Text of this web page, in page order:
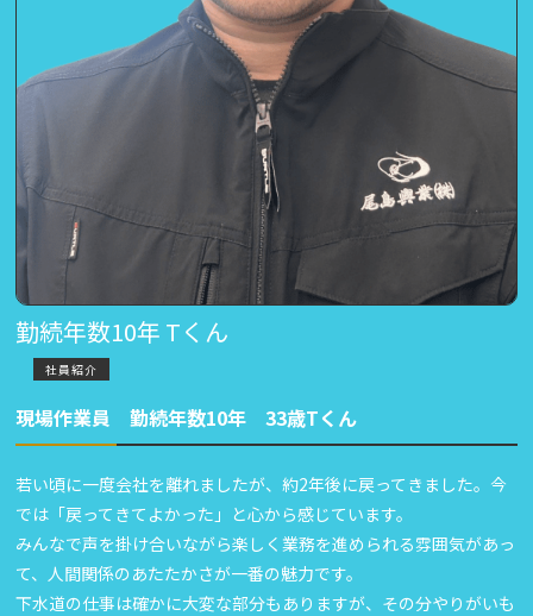
勤続年数10年 Tくん
社員紹介
現場作業員 勤続年数10年 33歳Tくん
若い頃に一度会社を離れましたが、約2年後に戻ってきました。今
では「戻ってきてよかった」と心から感じています。
みんなで声を掛け合いながら楽しく業務を進められる雰囲気があっ
て、人間関係のあたたかさが一番の魅力です。
下水道の仕事は確かに大変な部分もありますが、その分やりがいも